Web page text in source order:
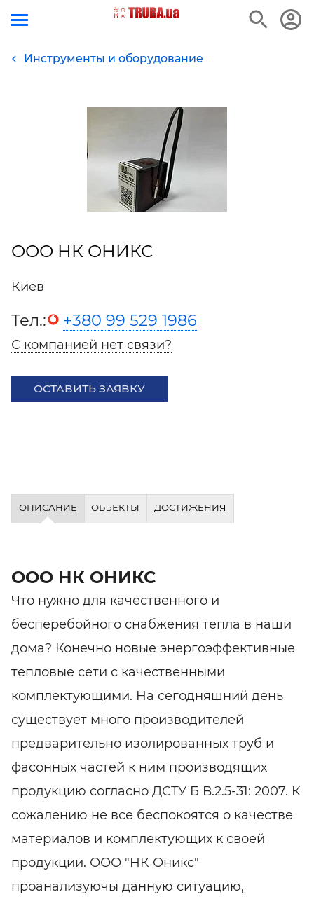
Инструменты и оборудование
ООО НК ОНИКС
Киев
Тел.: +380 99 529 1986
С компанией нет связи?
ОСТАВИТЬ ЗАЯВКУ
ОПИСАНИЕ ОБЪЕКТЫ ДОСТИЖЕНИЯ
ООО НК ОНИКС
Что нужно для качественного и
бесперебойного снабжения тепла в наши
дома? Конечно новые энергоэффективные
тепловые сети с качественными
комплектующими. На сегодняшний день
существует много производителей
предварительно изолированных труб и
фасонных частей к ним производящих
продукцию согласно ДСТУ Б В.2.5-31: 2007. К
сожалению не все беспокоятся о качестве
материалов и комплектующих к своей
продукции. ООО "НК Оникс"
проанализуючы данную ситуацию,